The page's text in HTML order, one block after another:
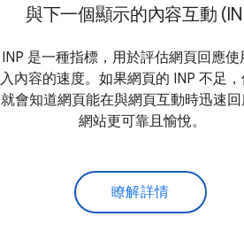
與下一個顯示的內容互動
INP 是一種指標，用於評估網頁回應使
入內容的速度。如果網頁的 INP 不足
就會知道網頁能在與網頁互動時迅速
網站更可靠且愉悅。
瞭解詳情